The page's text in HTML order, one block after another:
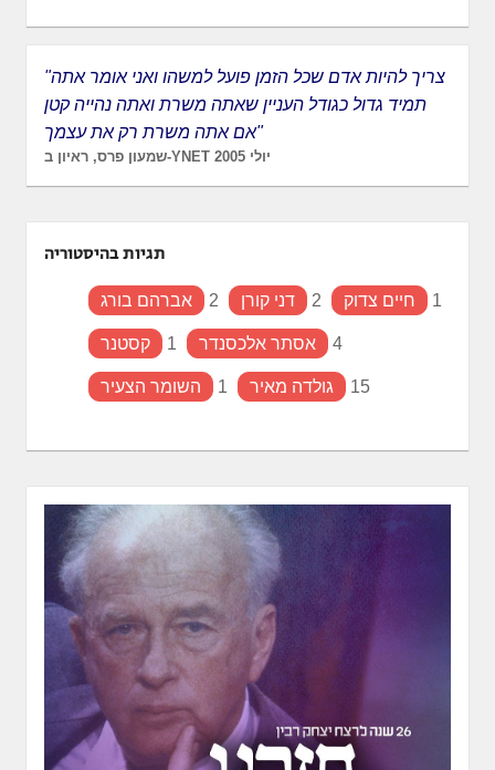
"צריך להיות אדם שכל הזמן פועל למשהו ואני אומר אתה
תמיד גדול כגודל העניין שאתה משרת ואתה נהייה קטן
אם אתה משרת רק את עצמך"
שמעון פרס, ראיון ב-YNET יולי 2005
תגיות בהיסטוריה
אברהם בורג 2 דני קורן 2 חיים צדוק 1
קסטנר 1 אסתר אלכסנדר 4
השומר הצעיר 1 גולדה מאיר 15